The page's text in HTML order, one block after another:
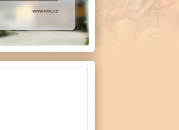
www.vira.cz